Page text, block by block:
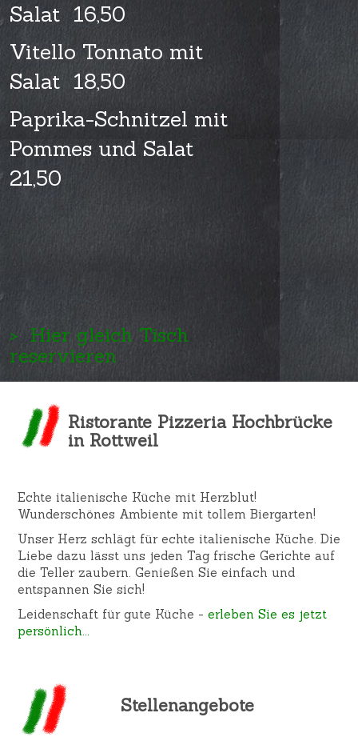
Salat 16,50
Vitello Tonnato mit
Salat 18,50
Paprika-Schnitzel mit
Pommes und Salat
21,50
> Hier gleich Tisch
reservieren
Ristorante Pizzeria Hochbrücke
in Rottweil
Echte italienische Küche mit Herzblut!
Wunderschönes Ambiente mit tollem Biergarten!
Unser Herz schlägt für echte italienische Küche. Die
Liebe dazu lässt uns jeden Tag frische Gerichte auf
die Teller zaubern. Genießen Sie einfach und
entspannen Sie sich!
Leidenschaft für gute Küche - erleben Sie es jetzt
persönlich...
Stellenangebote